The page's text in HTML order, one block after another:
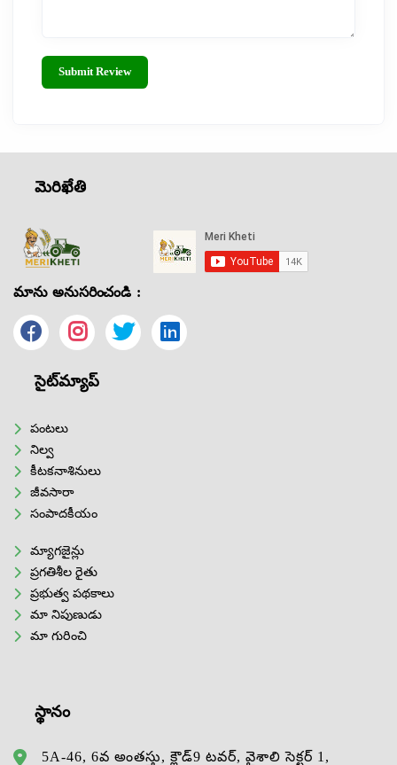
Submit Review
మెరిఖేతి
మాను అనుసరించండి :
సైట్‌మ్యాప్
పంటలు
నిల్వ
కీటకనాశినులు
జీవసారా
సంపాదకీయం
మ్యాగజైన్లు
ప్రగతిశీల రైతు
ప్రభుత్వ పథకాలు
మా నిపుణుడు
మా గురించి
స్థానం
5A-46, 6వ అంతస్తు, క్లౌడ్9 టవర్, వైశాలి సెక్టర్ 1,